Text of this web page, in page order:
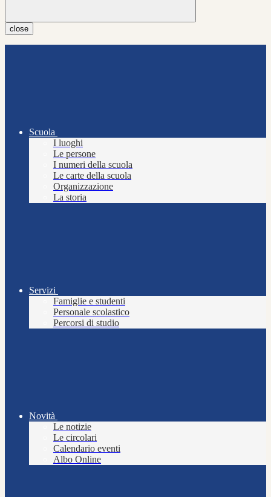
close
Scuola
I luoghi
Le persone
I numeri della scuola
Le carte della scuola
Organizzazione
La storia
Servizi
Famiglie e studenti
Personale scolastico
Percorsi di studio
Novità
Le notizie
Le circolari
Calendario eventi
Albo Online